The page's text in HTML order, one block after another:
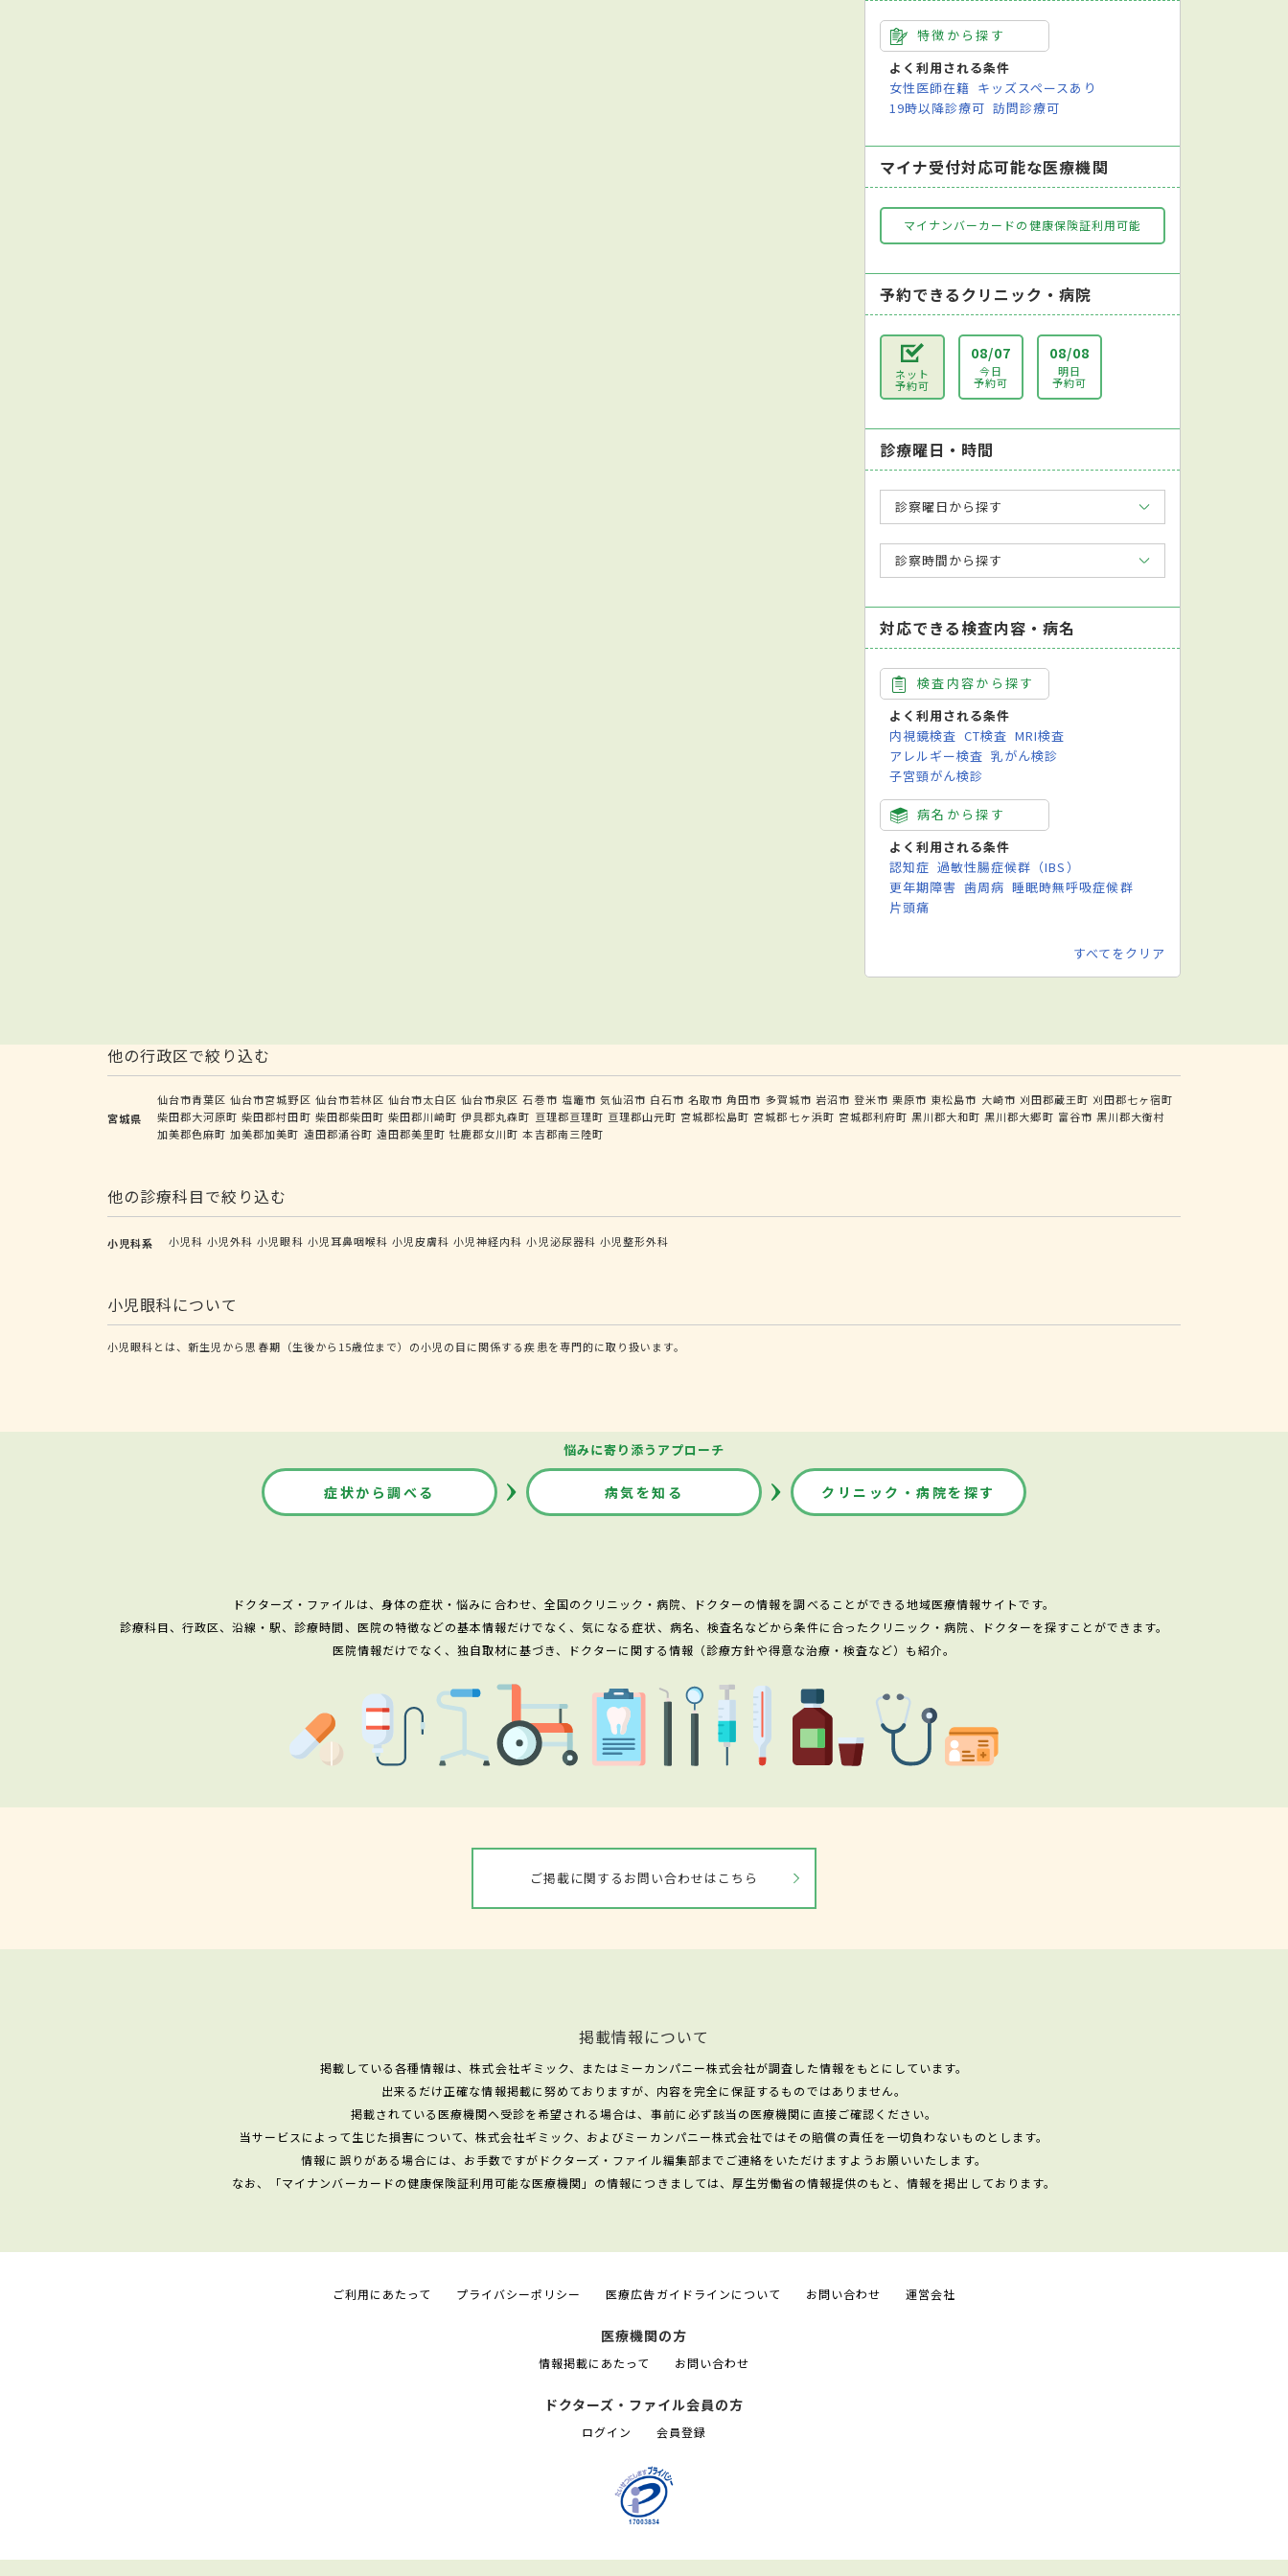
特徴から探す
よく利用される条件
女性医師在籍 キッズスペースあり
19時以降診療可 訪問診療可
マイナ受付対応可能な医療機関
マイナンバーカードの健康保険証利用可能
予約できるクリニック・病院
ネット
予約可
08/07
今日
予約可
08/08
明日
予約可
診療曜日・時間
診察曜日から探す
診察時間から探す
対応できる検査内容・病名
検査内容から探す
よく利用される条件
内視鏡検査 CT検査 MRI検査
アレルギー検査 乳がん検診
子宮頸がん検診
病名から探す
よく利用される条件
認知症 過敏性腸症候群（IBS）
更年期障害 歯周病 睡眠時無呼吸症候群
片頭痛
すべてをクリア
他の行政区で絞り込む
宮城県
仙台市青葉区 仙台市宮城野区 仙台市若林区 仙台市太白区 仙台市泉区 石巻市 塩竈市 気仙沼市 白石市 名取市 角田市 多賀城市 岩沼市 登米市 栗原市 東松島市 大崎市 刈田郡蔵王町 刈田郡七ヶ宿町
柴田郡大河原町 柴田郡村田町 柴田郡柴田町 柴田郡川崎町 伊具郡丸森町 亘理郡亘理町 亘理郡山元町 宮城郡松島町 宮城郡七ヶ浜町 宮城郡利府町 黒川郡大和町 黒川郡大郷町 富谷市 黒川郡大衡村
加美郡色麻町 加美郡加美町 遠田郡涌谷町 遠田郡美里町 牡鹿郡女川町 本吉郡南三陸町
他の診療科目で絞り込む
小児科系 小児科 小児外科 小児眼科 小児耳鼻咽喉科 小児皮膚科 小児神経内科 小児泌尿器科 小児整形外科
小児眼科について
小児眼科とは、新生児から思春期（生後から15歳位まで）の小児の目に関係する疾患を専門的に取り扱います。
悩みに寄り添うアプローチ
症状から調べる 病気を知る クリニック・病院を探す
ドクターズ・ファイルは、身体の症状・悩みに合わせ、全国のクリニック・病院、ドクターの情報を調べることができる地域医療情報サイトです。
診療科目、行政区、沿線・駅、診療時間、医院の特徴などの基本情報だけでなく、気になる症状、病名、検査名などから条件に合ったクリニック・病院、ドクターを探すことができます。
医院情報だけでなく、独自取材に基づき、ドクターに関する情報（診療方針や得意な治療・検査など）も紹介。
ご掲載に関するお問い合わせはこちら
掲載情報について
掲載している各種情報は、株式会社ギミック、またはミーカンパニー株式会社が調査した情報をもとにしています。
出来るだけ正確な情報掲載に努めておりますが、内容を完全に保証するものではありません。
掲載されている医療機関へ受診を希望される場合は、事前に必ず該当の医療機関に直接ご確認ください。
当サービスによって生じた損害について、株式会社ギミック、およびミーカンパニー株式会社ではその賠償の責任を一切負わないものとします。
情報に誤りがある場合には、お手数ですがドクターズ・ファイル編集部までご連絡をいただけますようお願いいたします。
なお、「マイナンバーカードの健康保険証利用可能な医療機関」の情報につきましては、厚生労働省の情報提供のもと、情報を掲出しております。
ご利用にあたって プライバシーポリシー 医療広告ガイドラインについて お問い合わせ 運営会社
医療機関の方
情報掲載にあたって お問い合わせ
ドクターズ・ファイル会員の方
ログイン 会員登録